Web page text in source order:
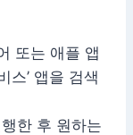
또는 애플 앱
스’ 앱을 검색
한 후 원하는